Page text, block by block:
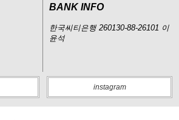
BANK INFO
한국씨티은행 260130-88-26101 이
윤석
instagram